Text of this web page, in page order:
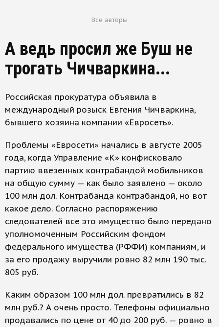
Все авторы
А ведь просил же Буш не
трогать Чичваркина...
Российская прокуратура объявила в
международный розыск Евгения Чичваркина,
бывшего хозяина компании «Евросеть».
Проблемы «Евросети» начались в августе 2005
года, когда Управление «К» конфисковало
партию ввезенных контрабандой мобильников
на общую сумму — как было заявлено — около
100 млн дол. Контрабанда контрабандой, но вот
какое дело. Согласно распоряжению
следователей все это имущество было передано
уполномоченным Российским фондом
федерального имущества (РФФИ) компаниям, и
за его продажу выручили ровно 82 млн 190 тыс.
805 руб.
Каким образом 100 млн дол. превратились в 82
млн руб.? А очень просто. Телефоны официально
продавались по цене от 40 до 200 руб. — ровно в